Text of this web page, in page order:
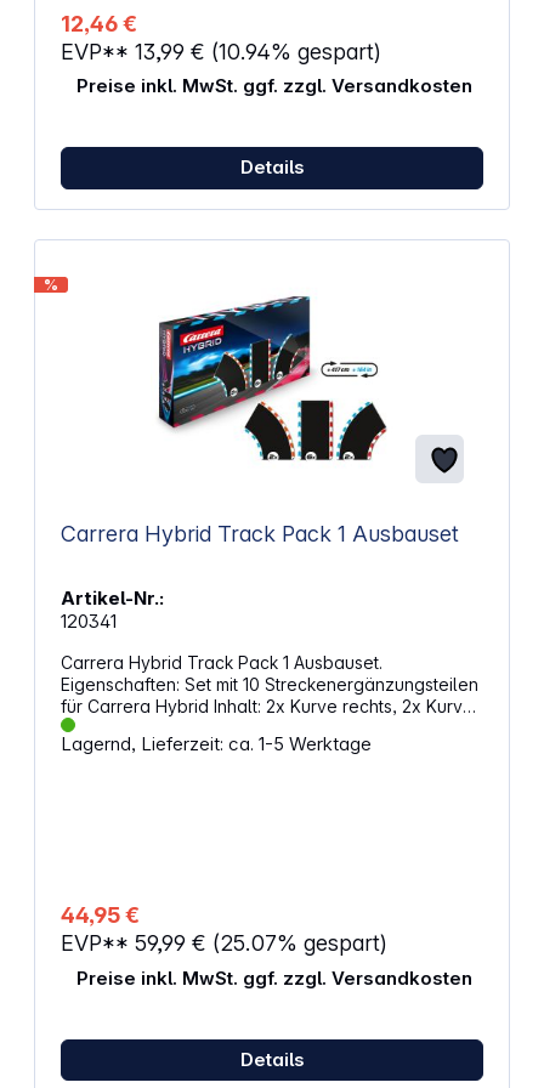
enthält.
12,46 €
EVP** 13,99 € (10.94% gespart)
Preise inkl. MwSt. ggf. zzgl. Versandkosten
Details
%
Carrera Hybrid Track Pack 1 Ausbauset
Artikel-Nr.:
120341
Carrera Hybrid Track Pack 1 Ausbauset.
Eigenschaften: Set mit 10 Streckenergänzungsteilen
für Carrera Hybrid Inhalt: 2x Kurve rechts, 2x Kurve
links, 6x Gerade ACHTUNG!Nicht für Kinder unter 3
Jahren geeignet. Erstickungsgefahr durch
Lagernd, Lieferzeit: ca. 1-5 Werktage
44,95 €
EVP** 59,99 € (25.07% gespart)
Preise inkl. MwSt. ggf. zzgl. Versandkosten
Details